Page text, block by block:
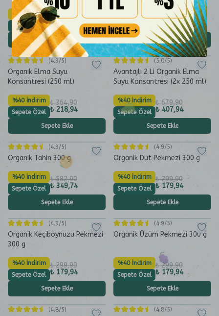
%40 İndirim
Sepete Özel
₺ 1.204,90
₺ 722,94
Sepete Ekle
%40 İndirim
Sepete Özel
₺ 394,90
₺ 236,94
Sepete Ekle
(4.9/5)
Organik Elma Suyu
Konsantresi (250 ml)
%40 İndirim
Sepete Özel
₺ 364,90
₺ 218,94
Sepete Ekle
(5.0/5)
Avantajlı 2 Li Organik Elma
Suyu Konsantresi (2x 250 ml)
%40 İndirim
Sepete Özel
₺ 679,90
₺ 407,94
Sepete Ekle
(4.9/5)
Organik Tahin 300 g
%40 İndirim
Sepete Özel
₺ 582,90
₺ 349,74
Sepete Ekle
(4.9/5)
Organik Dut Pekmezi 300 g
%40 İndirim
Sepete Özel
₺ 299,90
₺ 179,94
Sepete Ekle
(4.9/5)
Organik Keçiboynuzu Pekmezi
300 g
%40 İndirim
Sepete Özel
₺ 299,90
₺ 179,94
Sepete Ekle
(4.9/5)
Organik Üzüm Pekmezi 300 g
%40 İndirim
Sepete Özel
₺ 299,90
₺ 179,94
Sepete Ekle
(4.8/5) (4.8/5)